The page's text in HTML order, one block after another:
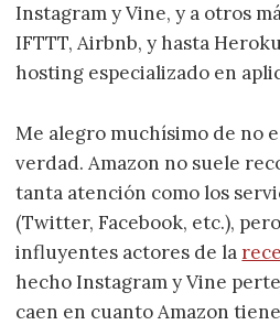
Instagram y Vine, y a otros
IFTTT, Airbnb, y hasta
hosting especializado en
Me alegro muchísimo de no
verdad. Amazon no suele
tanta atención como los
(Twitter, Facebook, etc.),
influyentes actores de la
hecho Instagram y Vine
caen en cuanto Amazon